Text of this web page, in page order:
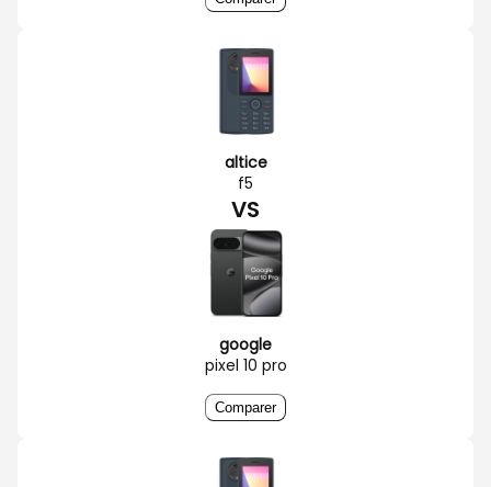
altice
f5
VS
google
pixel 10 pro
Comparer